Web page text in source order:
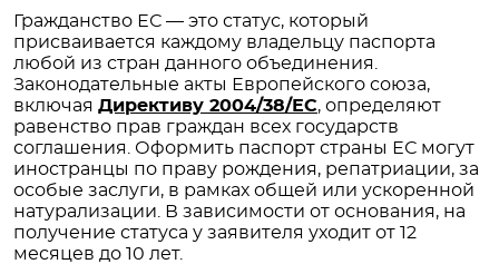
Гражданство ЕС — это статус, который
присваивается каждому владельцу паспорта
любой из стран данного объединения.
Законодательные акты Европейского союза,
включая Директиву 2004/38/ЕС, определяют
равенство прав граждан всех государств
соглашения. Оформить паспорт страны ЕС могут
иностранцы по праву рождения, репатриации, за
особые заслуги, в рамках общей или ускоренной
натурализации. В зависимости от основания, на
получение статуса у заявителя уходит от 12
месяцев до 10 лет.